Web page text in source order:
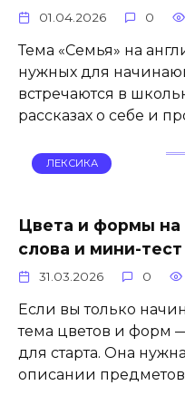
01.04.2026 0
Тема «Семья» на
нужных для
встречаются в
рассказах о себе и
ЛЕКСИКА
Цвета и формы на
слова и мини-тест
31.03.2026 0
Если вы только
тема цветов и форм
для старта. Она
описании